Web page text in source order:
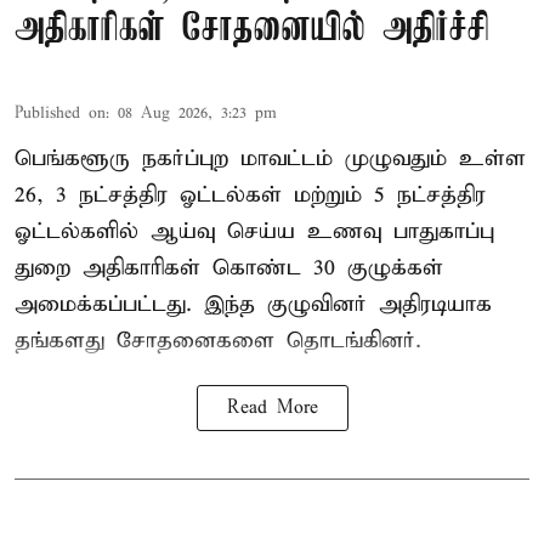
அதிகாரிகள் சோதனையில் அதிர்ச்சி
Published on: 08 Aug 2026, 3:23 pm
பெங்களூரு நகர்ப்புற மாவட்டம் முழுவதும் உள்ள
26, 3 நட்சத்திர ஓட்டல்கள் மற்றும் 5 நட்சத்திர
ஓட்டல்களில் ஆய்வு செய்ய உணவு பாதுகாப்பு
துறை அதிகாரிகள் கொண்ட 30 குழுக்கள்
அமைக்கப்பட்டது. இந்த குழுவினர் அதிரடியாக
தங்களது சோதனைகளை தொடங்கினர்.
Read More